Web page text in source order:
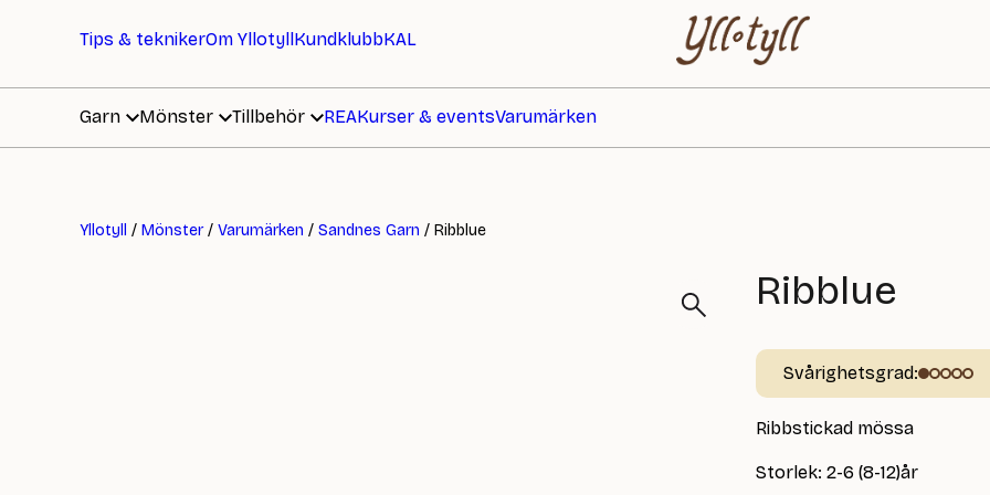
Tips & teknikerOm Yllotyll KundklubbKAL
Garn
Mönster Tillbehör REAKurser & eventsVarumärken
Yllotyll / Mönster/ Varumärken / Sandnes Garn / Ribblue
Ribblue
Svårighetsgrad:
Ribbstickad mössa
Storlek: 2-6 (8-12)år